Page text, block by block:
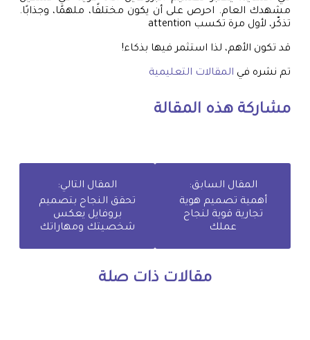
مشهدك العام. احرص على أن يكون مختلفًا، ملهمًا، وجذابًا.
تذكّر، لأول مرة تكسب attention
قد تكون الأهم، لذا استثمر فيها بذكاء!
تم نشره في المقالات التعليمية
مشاركة هذه المقالة
المقال السابق:
أهمية تصميم هوية
تجارية قوية لنجاح
عملك
المقال التالي:
تحقق النجاح بتصميم
بروفايل يعكس
شخصيتك ومهاراتك
مقالات ذات صلة